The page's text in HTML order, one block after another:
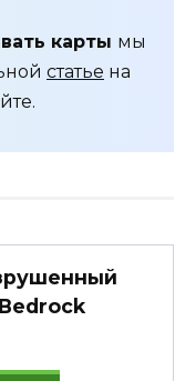
карты мы
статье на